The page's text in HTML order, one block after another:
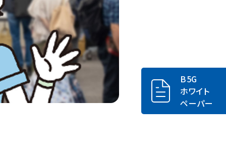
B5G
ホワイト
ペーパー